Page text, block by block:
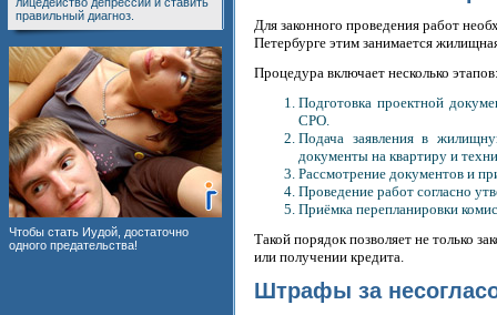
правильный диагноз.
Чтобы стать Иудой, достаточно
одного предательства!
Для законного проведения работ
Петербурге этим занимается
Процедура включает несколько
Подготовка проектной
СРО.
Подача заявления в
документы на квартиру и
Рассмотрение документов и
Проведение работ согласно
Приёмка перепланировки
Такой порядок позволяет не только
или получении кредита.
Штрафы за